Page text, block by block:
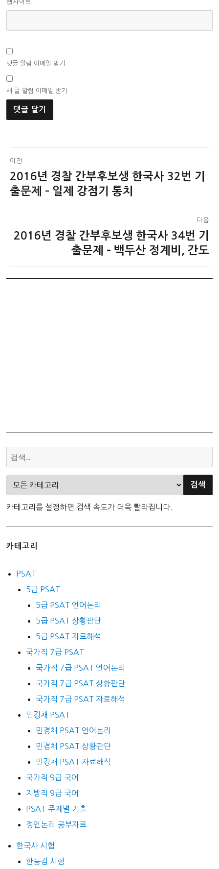
웹사이트
댓글 알림 이메일 받기
새 글 알림 이메일 받기
글
탐
색
이전
이
전
2016년 경찰 간부후보생 한국사 32번 기
출문제 – 일제 강점기 통치
다음
다2016년 경찰 간부후보생 한국사 34번 기
출문제 – 백두산 정계비, 간도
카테고리를 설정하면 검색 속도가 더욱 빨라집니다.
카테고리
PSAT
5급 PSAT
5급 PSAT 언어논리
5급 PSAT 상황판단
5급 PSAT 자료해석
국가직 7급 PSAT
국가직 7급 PSAT 언어논리
국가직 7급 PSAT 상황판단
국가직 7급 PSAT 자료해석
민경채 PSAT
민경채 PSAT 언어논리
민경채 PSAT 상황판단
민경채 PSAT 자료해석
국가직 9급 국어
지방직 9급 국어
PSAT 주제별 기출
정언논리 공부자료
한국사 시험
한능검 시험